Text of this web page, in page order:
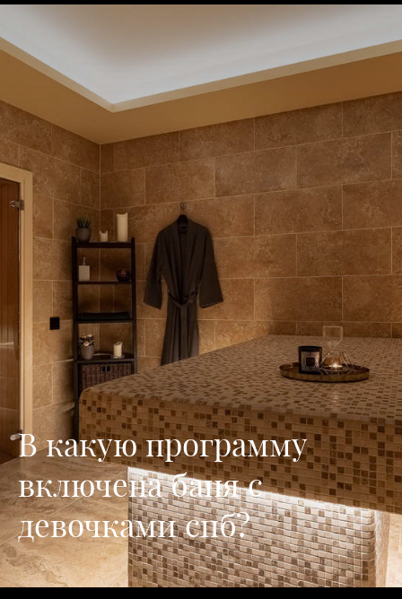
В какую программу
включена баня с
девочками спб?